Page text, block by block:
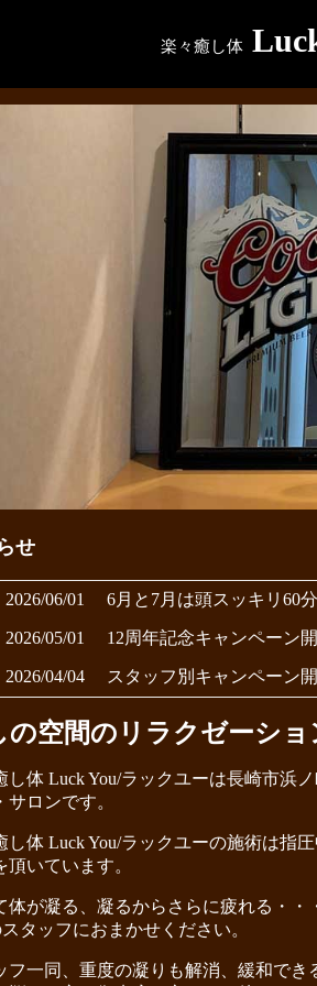
楽々癒し体
せ
2026/06/01 6月と7月は頭スッキリ60
2026/05/01 12周年記念キャンペーン
2026/04/04 スタッフ別キャンペーン
の空間のリラクゼーショ
し体 Luck You/ラックユーは長崎市浜
サロンです。
し体 Luck You/ラックユーの施術は指
頂いています。
体が凝る、凝るからさらに疲れる・
タッフにおまかせください。
フ一同、重度の凝りも解消、緩和で